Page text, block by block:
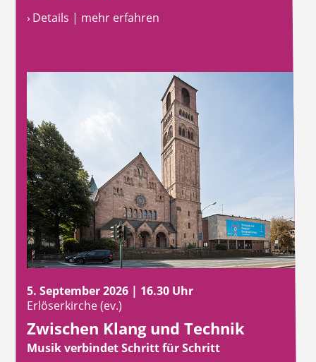
› Details | mehr erfahren
5. September 2026 | 16.30 Uhr
Erlöserkirche (ev.)
Zwischen Klang und Technik
Musik verbindet Schritt für Schritt